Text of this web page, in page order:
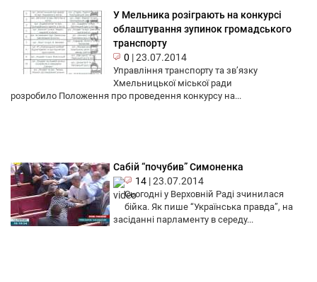
У Мельника розіграють на конкурсі
облаштування зупинок громадського
транспорту
0 |23.07.2014
Управління транспорту та зв’язку
Хмельницької міської ради
розробило Положення про проведення конкурсу на...
Сабій “почубив” Симоненка
14 |23.07.2014
Сьогодні у Верховній Раді зчинилася
бійка. Як пише “Українська правда”, на
засіданні парламенту в середу...